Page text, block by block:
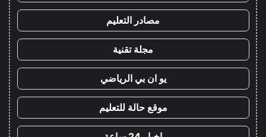
مصادر التعليم
مجلة تقنية
يو ان بي الرياضي
موقع حالة للتعليم